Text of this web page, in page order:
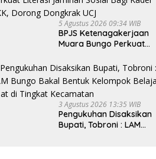
5 Agustus 2026 09:34 WIB
BPJS Ketenagakerjaan
Muara Bungo Perkuat
Bagi Kader PKK, Dorong
Dongkrak UCJ
3 Agustus 2026 13:35 WIB
Pengukuhan Disaksikan
Bupati, Tobroni : LAM